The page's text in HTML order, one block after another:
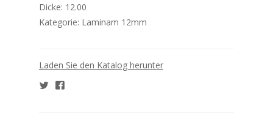
Dicke: 12.00
Kategorie: Laminam 12mm
Laden Sie den Katalog herunter